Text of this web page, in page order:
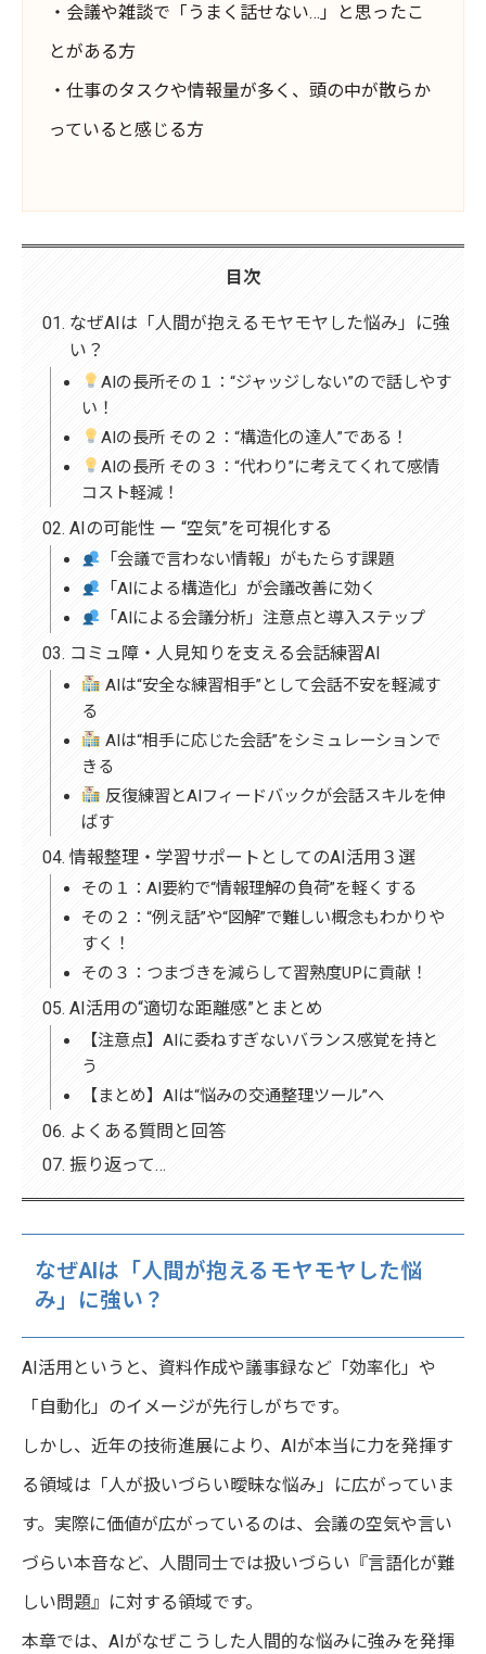
・会議や雑談で「うまく話せない…」と思ったこ
とがある方
・仕事のタスクや情報量が多く、頭の中が散らか
っていると感じる方
目次
なぜAIは「人間が抱えるモヤモヤした悩み」に強
い？
AIの長所その１：“ジャッジしない”ので話しやす
い！
AIの長所 その２：“構造化の達人”である！
AIの長所 その３：“代わり”に考えてくれて感情
コスト軽減！
AIの可能性 ー “空気”を可視化する
「会議で言わない情報」がもたらす課題
「AIによる構造化」が会議改善に効く
「AIによる会議分析」注意点と導入ステップ
コミュ障・人見知りを支える会話練習AI
AIは“安全な練習相手”として会話不安を軽減す
る
AIは“相手に応じた会話”をシミュレーションで
きる
反復練習とAIフィードバックが会話スキルを伸
ばす
情報整理・学習サポートとしてのAI活用３選
その１：AI要約で“情報理解の負荷”を軽くする
その２：“例え話”や“図解”で難しい概念もわかりや
すく！
その３：つまづきを減らして習熟度UPに貢献！
AI活用の“適切な距離感”とまとめ
【注意点】AIに委ねすぎないバランス感覚を持と
う
【まとめ】AIは“悩みの交通整理ツール”へ
よくある質問と回答
振り返って…
なぜAIは「人間が抱えるモヤモヤした悩
み」に強い？
AI活用というと、資料作成や議事録など「効率化」や
「自動化」のイメージが先行しがちです。
しかし、近年の技術進展により、AIが本当に力を発揮す
る領域は「人が扱いづらい曖昧な悩み」に広がっていま
す。実際に価値が広がっているのは、会議の空気や言い
づらい本音など、人間同士では扱いづらい『言語化が難
しい問題』に対する領域です。
本章では、AIがなぜこうした人間的な悩みに強みを発揮